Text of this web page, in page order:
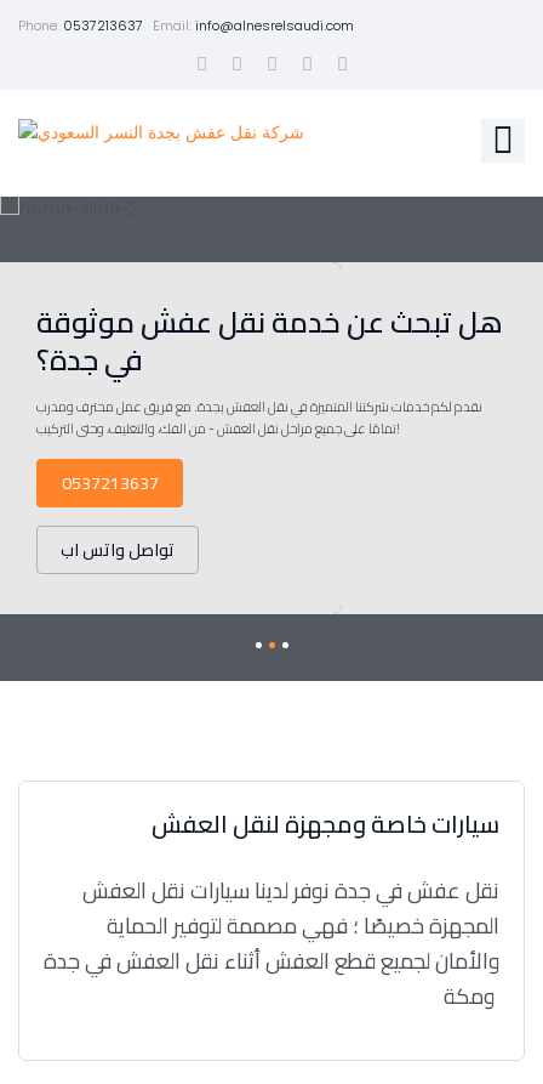
Phone: 0537213637 Email:info@alnesrelsaudi.com
هل تبحث عن خدمة نقل عفش موثوقة
في جدة؟
نقدم لكم خدمات شركتنا المتميزة في نقل العفش بجدة. مع فريق عمل محترف ومدرب
تمامًا على جميع مراحل نقل العفش - من الفك، والتغليف، وحتى التركيب!
0537213637
تواصل واتس اب
سيارات خاصة ومجهزة لنقل العفش
نقل عفش في جدة نوفر لدينا سيارات نقل العفش
المجهزة خصيصًا ؛ فهي مصممة لتوفير الحماية
والأمان لجميع قطع العفش أثناء نقل العفش في جدة